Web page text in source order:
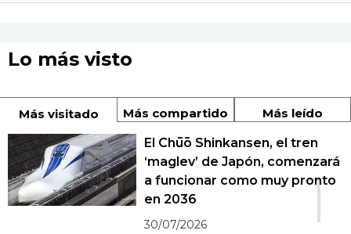
Lo más visto
Más visitado Más compartido Más leído
1
El Chūō Shinkansen, el tren
‘maglev’ de Japón, comenzará
a funcionar como muy pronto
en 2036
30/07/2026